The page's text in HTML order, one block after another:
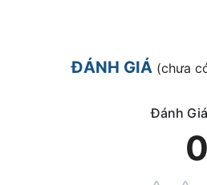
ĐÁNH GIÁ (chưa
Đánh